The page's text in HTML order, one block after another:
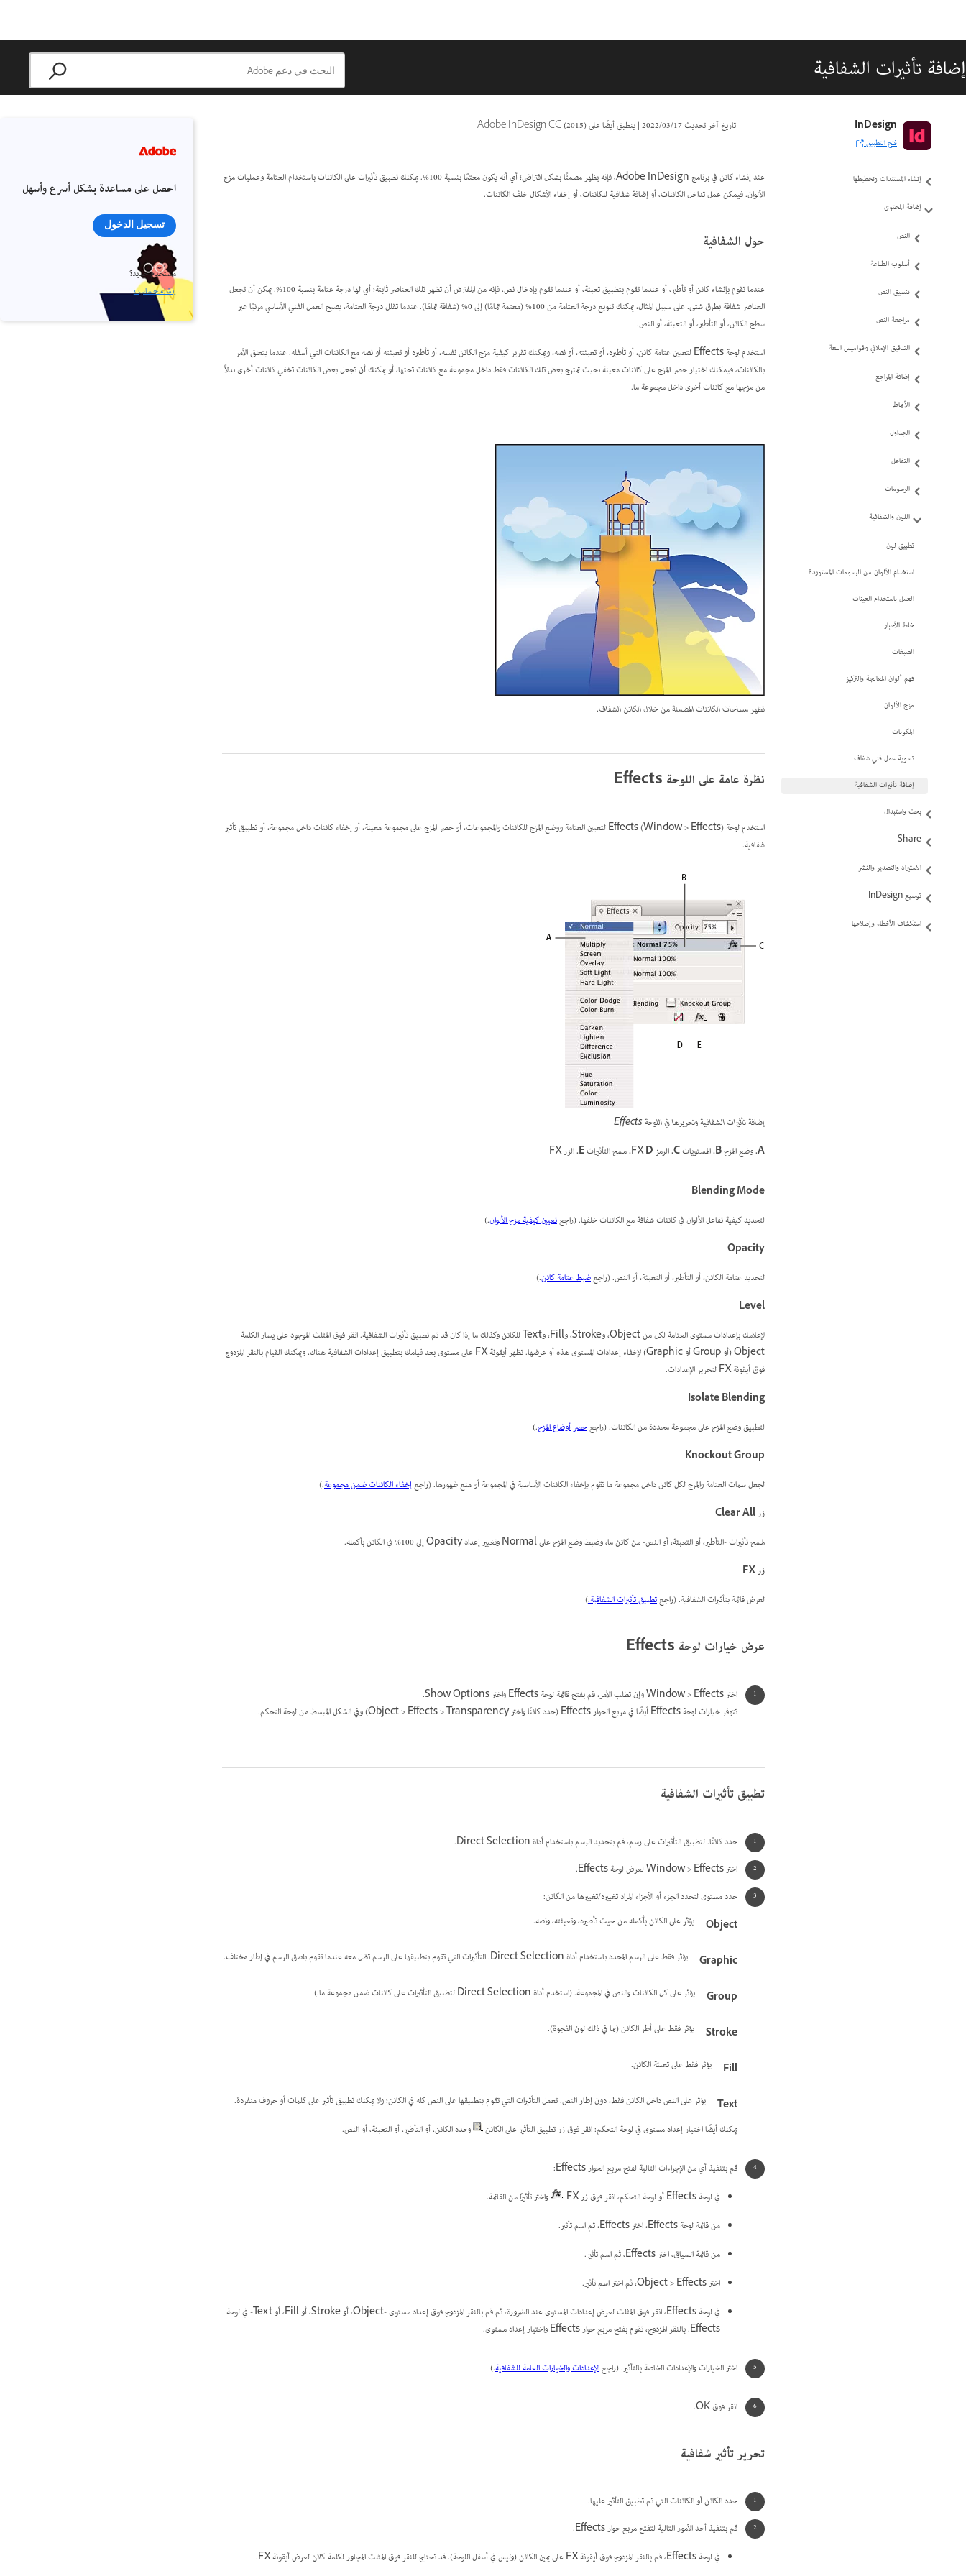
إضافة تأثيرات الشفافية
تاريخ آخر تحديث17‏/03‏/2022
|ينطبق أيضًا على Adobe InDesign CC (2015) InDesign
فتح التطبيق
دليل مستخدم InDesign
التعرّف على InDesign
إنشاء المستندات وتخطيطها
إضافة المحتوى
النص
أسلوب الطباعة
تنسيق النص
مراجعة النص
التدقيق الإملائي وقواميس اللغة
إضافة المراجع
الأنماط
الجداول
التفاعل
الرسومات
اللون والشفافية
تطبيق لون
استخدام الألوان من الرسومات المستوردة
العمل باستخدام العينات
خلط الأحبار
الصبغات
فهم ألوان المعالجة والتركيز
مزج الألوان
المكونات
تسوية عمل فني شفاف
إضافة تأثيرات الشفافية
بحث واستبدال
Share
الاستيراد والتصدير والنشر
توسيع InDesign
استكشاف الأخطاء وإصلاحها
عند إنشاء كائن في برنامج Adobe InDesign، فإنه يظهر مصمتًا بشكل افتراضي؛ أي أنه يكون معتمًا بنسبة 100%. يمكنك تطبيق تأثيرات على الكائنات باستخدام العتامة وعمليات مزج
الألوان. فيمكن عمل تداخل الكائنات، أو إضافة شفافية للكائنات، أو إخفاء الأشكال خلف الكائنات.
حول الشفافية
عندما تقوم بإنشاء كائن أو تأطير، أو عندما تقوم بتطبيق تعبئة، أو عندما تقوم بإدخال نص، فإنه من المفترض أن تظهر تلك العناصر ثابتة؛ أي لها درجة عتامة بنسبة 100%. يمكن أن تجعل
العناصر شفافة بطرق شتى. على سبيل المثال، يمكنك تنويع درجة العتامة من 100% (معتمة تمامًا) إلى 0% (شفافة تمامًا). عندما تقلل درجة العتامة، يصبح العمل الفني الأساسي مرئيًا عبر
سطح الكائن، أو التأطير، أو التعبئة، أو النص.
استخدم لوحة Effects لتعيين عتامة كائن، أو تأطيره، أو تعبئته، أو نصه، ويمكنك تقرير كيفية مزج الكائن نفسه، أو تأطيره أو تعبئته أو نصه مع الكائنات التي أسفله. عندما يتعلق الأمر
بالكائنات، فيمكنك اختيار حصر المزج على كائنات معينة بحيث تمتزج بعض تلك الكائنات فقط داخل مجموعة مع كائنات تحتها، أو يمكنك أن تجعل بعض الكائنات تخفي كائنات أخرى بدلاً
من مزجها مع كائنات أخرى داخل مجموعة ما.
تظهر مساحات الكائنات المضمنة من خلال الكائن الشفاف.
نظرة عامة على اللوحة Effects
استخدم لوحة Effects (Window > Effects) لتعيين العتامة ووضع المزج للكائنات والمجموعات، أو حصر المزج على مجموعة معينة، أو إخفاء كائنات داخل مجموعة، أو تطبيق تأثير
شفافية.
إضافة تأثيرات الشفافية وتحريرها في اللوحة Effects
A. وضع المزجB. المستوياتC. الرمز FXD. مسح التأثيراتE. الزر FX
Blending Mode
لتحديد كيفية تفاعل الألوان في كائنات شفافة مع الكائنات خلفها. (راجعتعيين كيفية مزج الألوان.)
Opacity
لتحديد عتامة الكائن، أو التأطير، أو التعبئة، أو النص. (راجعضبط عتامة كائن.)
Level
لإعلامك بإعدادات مستوى العتامة لكل من Object، وStroke، وFill، وText للكائن وكذلك ما إذا كان قد تم تطبيق تأثيرات الشفافية. انقر فوق المثلث الموجود على يسار الكلمة
Object (أو Group أو Graphic) لإخفاء إعدادات المستوى هذه أو عرضها. تظهر أيقونة FX على مستوى بعد قيامك بتطبيق إعدادات الشفافية هناك، ويمكنك القيام بالنقر المزدوج
فوق أيقونة FX لتحرير الإعدادات.
Isolate Blending
لتطبيق وضع المزج على مجموعة محددة من الكائنات. (راجعحصر أوضاع المزج.)
Knockout Group
لجعل سمات العتامة والمزج لكل كائن داخل مجموعة ما تقوم بإخفاء الكائنات الأساسية في المجموعة أو منع ظهورها. (راجعإخفاء الكائنات ضمن مجموعة.)
زر Clear All
لمسح تأثيرات -التأطير، أو التعبئة، أو النص- من كائن ما، وضبط وضع المزج على Normal وتغيير إعداد Opacity إلى 100% في الكائن بأكمله.
زر FX
لعرض قائمة بتأثيرات الشفافية. (راجعتطبيق تأثيرات الشفافية.)
عرض خيارات لوحة Effects
اختر Window > Effects وإن تطلب الأمر، قم بفتح قائمة لوحة Effects واختر Show Options.
تتوفر خيارات لوحة Effects أيضًا في مربع الحوار Effects (حدد كائنًا واختر Object > Effects > Transparency) وفي الشكل المبسط من لوحة التحكم.
تطبيق تأثيرات الشفافية
حدد كائنًا. لتطبيق التأثيرات على رسم، قم بتحديد الرسم باستخدام أداة Direct Selection.
اختر Window > Effects لعرض لوحة Effects.
حدد مستوى لتحدد الجزء أو الأجزاء المراد تغييره/تغييرها من الكائن:
Object
يؤثر على الكائن بأكمله من حيث تأطيره، وتعبئته، ونصه.
Graphic يؤثر فقط على الرسم المحدد باستخدام أداة Direct Selection. التأثيرات التي تقوم بتطبيقها على الرسم تظل معه عندما تقوم بلصق الرسم في إطار مختلف.
Group يؤثر على كل الكائنات والنص في المجموعة. (استخدم أداة Direct Selection لتطبيق التأثيرات على كائنات ضمن مجموعة ما.)
Stroke يؤثر فقط على أطر الكائن (بما في ذلك لون الفجوة).
Fill يؤثر فقط على تعبئة الكائن.
Text
يؤثر على النص داخل الكائن فقط، دون إطار النص. تعمل التأثيرات التي تقوم بتطبيقها على النص كله في الكائن؛ ولا يمكنك تطبيق تأثير على كلمات أو حروف منفردة.
يمكنك أيضًا اختيار إعداد مستوى في لوحة التحكم: انقر فوق زر تطبيق التأثير على الكائن
وحدد الكائن، أو التأطير، أو التعبئة، أو النص.
قم بتنفيذ أي من الإجراءات التالية لفتح مربع الحوار Effects:
في لوحة Effects أو لوحة التحكم، انقر فوق زر FX
واختر تأثيرًا من القائمة.
من قائمة لوحة Effects، اختر Effects، ثم اسم تأثير.
من قائمة السياق، اختر Effects، ثم اسم تأثير.
اختر Object > Effects، ثم اختر اسم تأثير.
في لوحة Effects، انقر فوق المثلث لعرض إعدادات المستوى عند الضرورة، ثم قم بالنقر المزدوج فوق إعداد مستوى -Object، أو Stroke، أو Fill، أو Text- في لوحة
Effects. بالنقر المزدوج، تقوم بفتح مربع حوار Effects واختيار إعداد مستوى.
اختر الخيارات والإعدادات الخاصة بالتأثير. (راجعالإعدادات والخيارات العامة للشفافية.)
انقر فوق OK.
تحرير تأثير شفافية
حدد الكائن أو الكائنات التي تم تطبيق التأثير عليها.
قم بتنفيذ أحد الأمور التالية لتفتح مربع حوار Effects.
في لوحة Effects، قم بالنقر المزدوج فوق أيقونة FX على يمين الكائن (وليس في أسفل اللوحة). قد تحتاج للنقر فوق المثلث المجاور لكلمة
كائنلعرض أيقونة FX.
احصل على مساعدة بشكل أسرع وأسهل
تسجيل الدخول
مستخدم جديد؟
إنشاء حساب ›